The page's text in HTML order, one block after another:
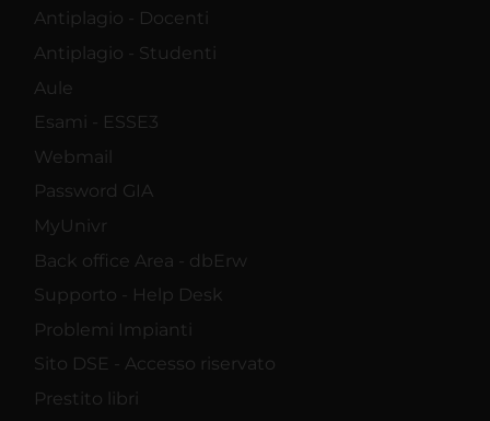
Antiplagio - Docenti
Antiplagio - Studenti
Aule
Esami - ESSE3
Webmail
Password GIA
MyUnivr
Back office Area - dbErw
Supporto - Help Desk
Problemi Impianti
Sito DSE - Accesso riservato
Prestito libri